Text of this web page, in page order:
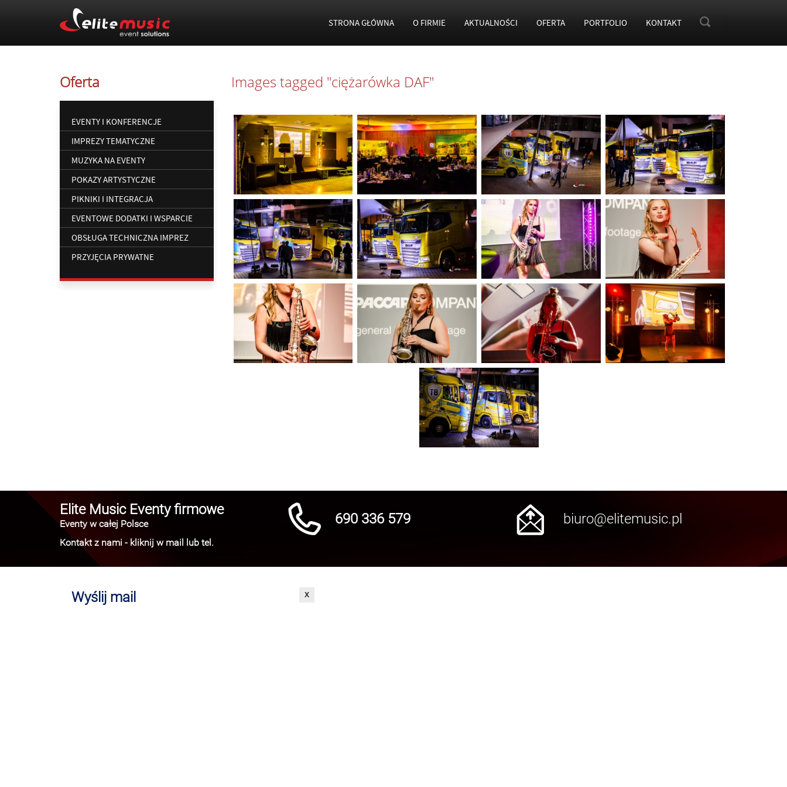
STRONA GŁÓWNA O FIRMIE AKTUALNOŚCI OFERTA PORTFOLIO KONTAKT
Oferta
EVENTY I KONFERENCJE
IMPREZY TEMATYCZNE
MUZYKA NA EVENTY
POKAZY ARTYSTYCZNE
PIKNIKI I INTEGRACJA
EVENTOWE DODATKI I WSPARCIE
OBSŁUGA TECHNICZNA IMPREZ
PRZYJĘCIA PRYWATNE
Images tagged "ciężarówka DAF"
Elite Music Eventy firmowe
Eventy w całej Polsce
Kontakt z nami - kliknij w mail lub tel.
690 336 579 biuro@elitemusic.pl
Wyślij mail